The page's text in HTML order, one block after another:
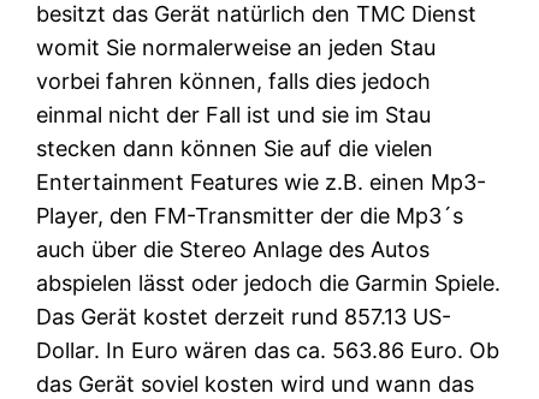
besitzt das Gerät natürlich den TMC Dienst
womit Sie normalerweise an jeden Stau
vorbei fahren können, falls dies jedoch
einmal nicht der Fall ist und sie im Stau
stecken dann können Sie auf die vielen
Entertainment Features wie z.B. einen Mp3-
Player, den FM-Transmitter der die Mp3´s
auch über die Stereo Anlage des Autos
abspielen lässt oder jedoch die Garmin Spiele.
Das Gerät kostet derzeit rund 857.13 US-
Dollar. In Euro wären das ca. 563.86 Euro. Ob
das Gerät soviel kosten wird und wann das